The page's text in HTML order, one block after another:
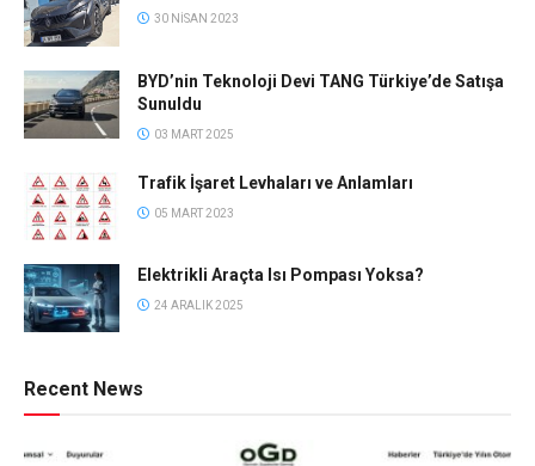
30 NISAN 2023
BYD’nin Teknoloji Devi TANG Türkiye’de Satışa
Sunuldu
03 MART 2025
Trafik İşaret Levhaları ve Anlamları
05 MART 2023
Elektrikli Araçta Isı Pompası Yoksa?
24 ARALIK 2025
Recent News